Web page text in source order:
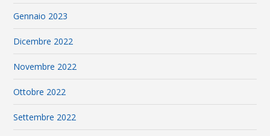
Gennaio 2023
Dicembre 2022
Novembre 2022
Ottobre 2022
Settembre 2022